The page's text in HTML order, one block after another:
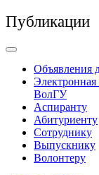
Публикации
Объявления
Электронная
ВолГУ
Аспиранту
Абитуриенту
Сотруднику
Выпускнику
Волонтеру